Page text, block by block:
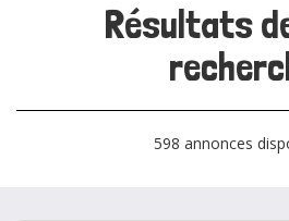
Résultats
598 annonces